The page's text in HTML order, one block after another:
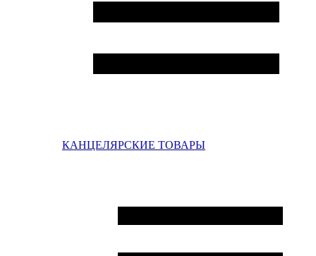
КАНЦЕЛЯРСКИЕ ТОВАРЫ